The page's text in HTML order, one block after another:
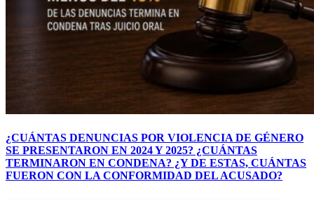
¿CUÁNTAS DENUNCIAS POR VIOLENCIA DE GÉNERO
SE PRESENTARON EN 2024 Y 2025? ¿CUÁNTAS
TERMINARON EN CONDENA? ¿Y DE ESTAS, CUÁNTAS
FUERON CON LA CONFORMIDAD DEL ACUSADO?